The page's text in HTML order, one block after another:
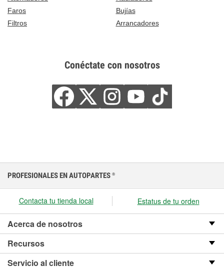
Faros
Bujías
Filtros
Arrancadores
Conéctate con nosotros
PROFESIONALES EN AUTOPARTES ®
Contacta tu tienda local Estatus de tu orden
Acerca de nosotros
Recursos
Servicio al cliente